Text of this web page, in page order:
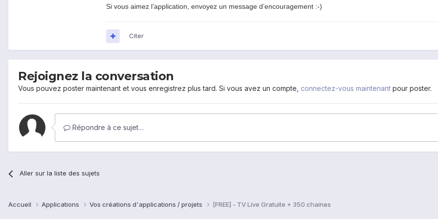
Si vous aimez l’application, envoyez un message d’encouragement :-)
Citer
Rejoignez la conversation
Vous pouvez poster maintenant et vous enregistrez plus tard. Si vous avez un compte, connectez-vous maintenant pour poster.
Répondre à ce sujet…
Aller sur la liste des sujets
Accueil Applications Vos créations d'applications / projets [FREE] - TV Live Gratuite + 350 chaines